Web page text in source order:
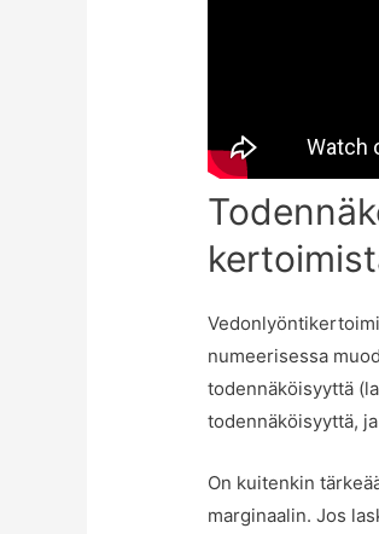
numeerisessa
todennäköisyyttä
todennäköisyyttä,
On kuitenkin
marginaalin. Jos